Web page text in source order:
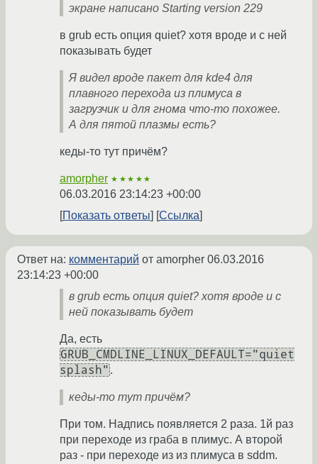
экране написано Starting version 229
в grub есть опция quiet? хотя вроде и с ней
показывать будет
Я видел вроде пакет для kde4 для
плавного перехода из плимуса в
загрузчик и для гнома что-то похожее.
А для пятой плазмы есть?
кеды-то тут причём?
amorpher ★★★★★
06.03.2016 23:14:23 +00:00
Показать ответы
Ссылка
Ответ на: комментарий от amorpher 06.03.2016
23:14:23 +00:00
в grub есть опция quiet? хотя вроде и с
ней показывать будет
Да, есть
GRUB_CMDLINE_LINUX_DEFAULT="quiet
splash" .
кеды-то тут причём?
При том. Надпись появляется 2 раза. 1й раз
при переходе из граба в плимус. А второй
раз - при переходе из из плимуса в sddm.